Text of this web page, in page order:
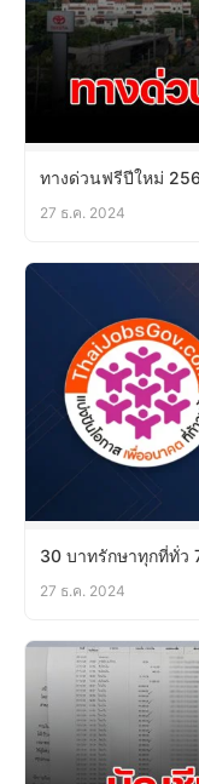
ทางด่วนฟรีปีใหม่
27 ธ.ค. 2024
30 บาทรักษาทุกที่ทั่ว
27 ธ.ค. 2024